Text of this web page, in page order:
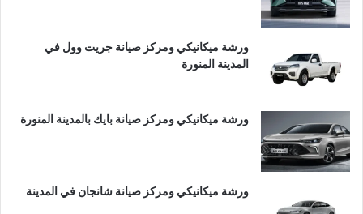
ورشة ميكانيكي ومركز صيانة جريت وول في
المدينة المنورة
ورشة ميكانيكي ومركز صيانة بايك بالمدينة المنورة
ورشة ميكانيكي ومركز صيانة شانجان في المدينة